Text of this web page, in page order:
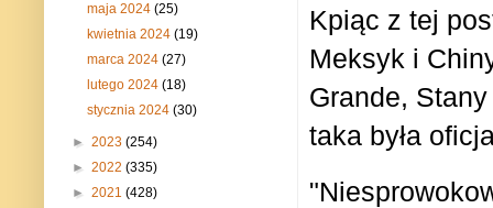
Kpiąc z tej
Meksyk i
Grande,
taka była
maja 2024(25)
kwietnia 2024(19)
marca 2024(27)
lutego 2024(18)
stycznia 2024(30)
► 2023 (254)
► 2022 (335)
► 2021 (428)